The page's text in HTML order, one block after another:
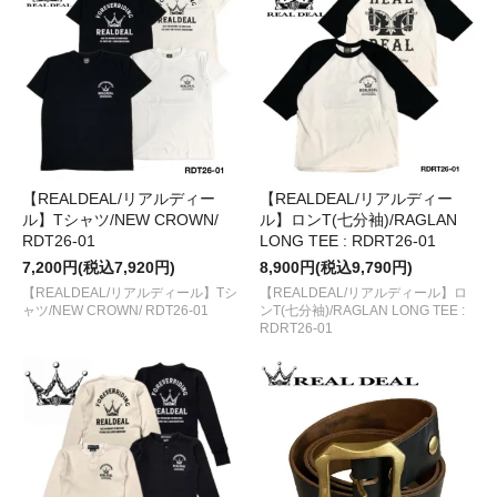
【REALDEAL/リアルディー
ル】Tシャツ/NEW CROWN/
RDT26-01
7,200円(税込7,920円)
【REALDEAL/リアルディール】Tシ
ャツ/NEW CROWN/ RDT26-01
【REALDEAL/リアルディー
ル】ロンT(七分袖)/RAGLAN
LONG TEE : RDRT26-01
8,900円(税込9,790円)
【REALDEAL/リアルディール】ロ
ンT(七分袖)/RAGLAN LONG TEE :
RDRT26-01